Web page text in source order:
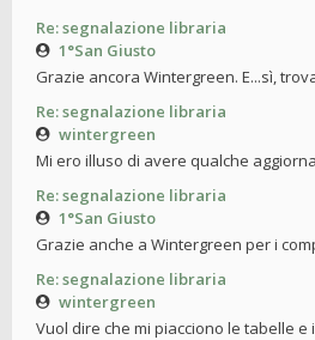
Re: segnalazione libraria
1°San Giusto
Grazie ancora Wintergreen. E...sì,
Re: segnalazione libraria
wintergreen
Mi ero illuso di avere qualche
Re: segnalazione libraria
1°San Giusto
Grazie anche a Wintergreen per i
Re: segnalazione libraria
wintergreen
Vuol dire che mi piacciono le tabelle